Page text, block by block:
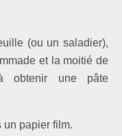
(ou un saladier),
et la moitié de
obtenir une pâte
un papier film.